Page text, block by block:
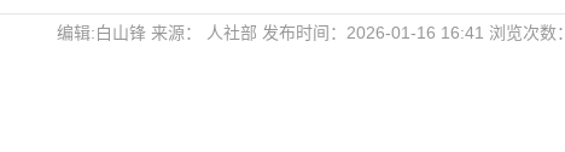
编辑:白山锋 来源： 人社部 发布时间：2026-01-16 16:41 浏览次数：